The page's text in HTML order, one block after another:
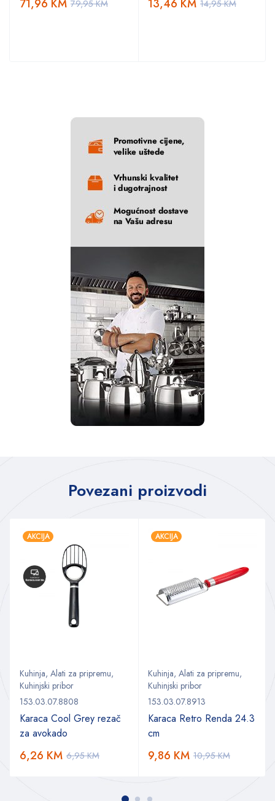
79,95KM
71,96 KM 14,95KM
13,46 KM
Povezani proizvodi
AKCIJA
Kuhinja, Alati za pripremu,
Kuhinjski pribor
153.03.07.8808
Karaca Cool Grey rezač
za avokado
6,95KM
6,26 KM
AKCIJA
Kuhinja, Alati za pripremu,
Kuhinjski pribor
153.03.07.8913
Karaca Retro Renda 24.3
cm
10,95KM
9,86 KM